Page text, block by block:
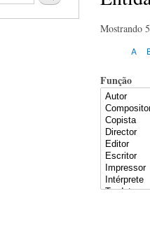
Mostrando
A
Função